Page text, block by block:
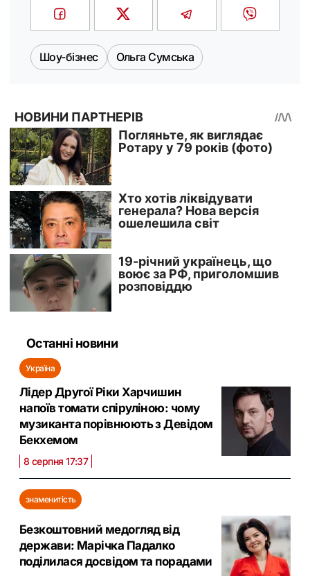
Шоу-бізнес Ольга Сумська
Останні новини
Україна
Лідер Другої Ріки Харчишин
напоїв томати спіруліною: чому
музиканта порівнюють з Девідом
Бекхемом
8 серпня 17:37
знаменитість
Безкоштовний медогляд від
держави: Марічка Падалко
поділилася досвідом та порадами